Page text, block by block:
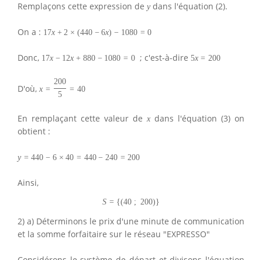
Remplaçons cette expression de y dans l'équation (2).
On a : 17x + 2 × (440 − 6x) − 1080 = 0
Donc, 17x − 12x + 880 − 1080 = 0 ; c'est-à-dire 5x = 200
D'où, x =
200
5
= 40
En remplaçant cette valeur de x dans l'équation (3) on
obtient :
y = 440 − 6 × 40 = 440 − 240 = 200
Ainsi,
S = {(40 ; 200)}
2) a) Déterminons le prix d'une minute de communication
et la somme forfaitaire sur le réseau "EXPRESSO"